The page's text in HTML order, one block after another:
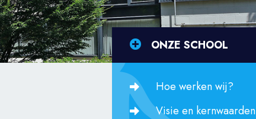
ONZE SCHOOL
Hoe werken wij?
Visie en kernwaarden